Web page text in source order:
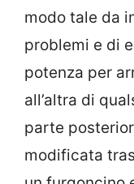
modo tale da
problemi e di
potenza per
all’altra di
parte
modificata